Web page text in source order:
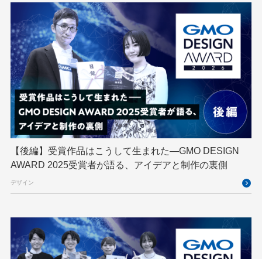
DevSecOpsThon Docker
Engineering Journey expert EXPERT CROSS
GMO AI＆ロボティクス商事 GMO AIR
GMO DESIGN AWARD GMO Developers Day
GMO Developers Night GMO Flatt Security
GMO GPUクラウド GMO Hacking Night
GMO kitaQ GMO SONIC GMOアドパートナーズ
GMOアドマーケティング GMOインターネット
GMOコネクト GMOサイバーセキュリティ byイエラエ
GMOデジキッズ GMOブランドセキュリティ
【後編】受賞作品はこうして生まれた—GMO DESIGN
AWARD 2025受賞者が語る、アイデアと制作の裏側
デザイン